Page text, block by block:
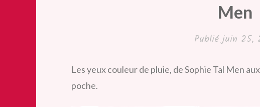
Men
Publiéjuin 25,
Les yeux couleur de pluie, de Sophie Tal Men
poche.